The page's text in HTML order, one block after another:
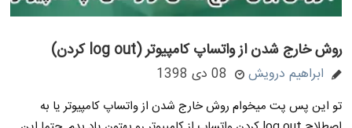
روش خارج شدن از واتساپ کامپیوتر (log out کردن)
ابراهیم درویش 08 دی 1398
تو این پس پت میخوام روش خارج شدن از واتساپ کامپیوتر یا به